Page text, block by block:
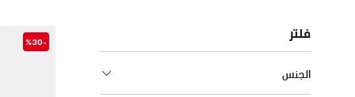
فلتر
الجنس
-%30